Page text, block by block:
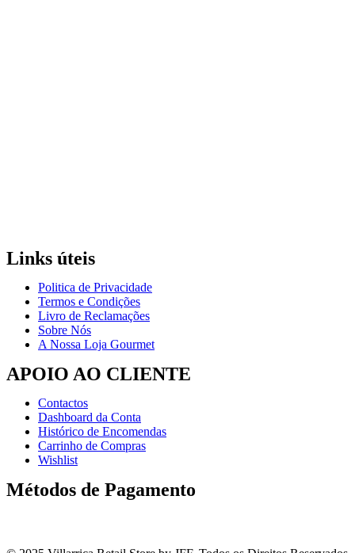
Links úteis
Politica de Privacidade
Termos e Condições
Livro de Reclamações
Sobre Nós
A Nossa Loja Gourmet
APOIO AO CLIENTE
Contactos
Dashboard da Conta
Histórico de Encomendas
Carrinho de Compras
Wishlist
Métodos de Pagamento